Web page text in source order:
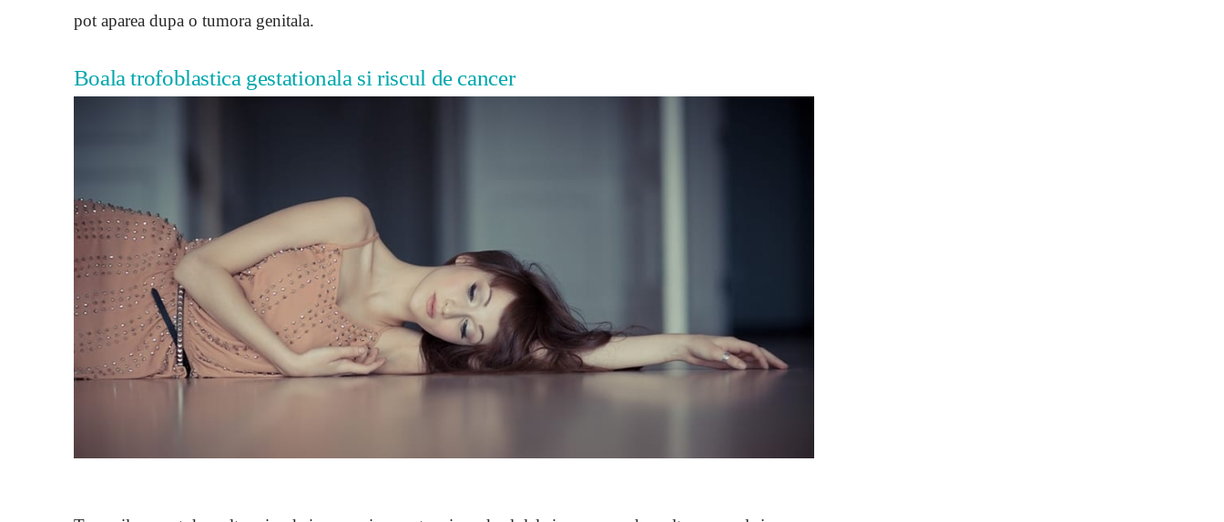
pot aparea dupa o tumora genitala.
Boala trofoblastica gestationala si riscul de cancer